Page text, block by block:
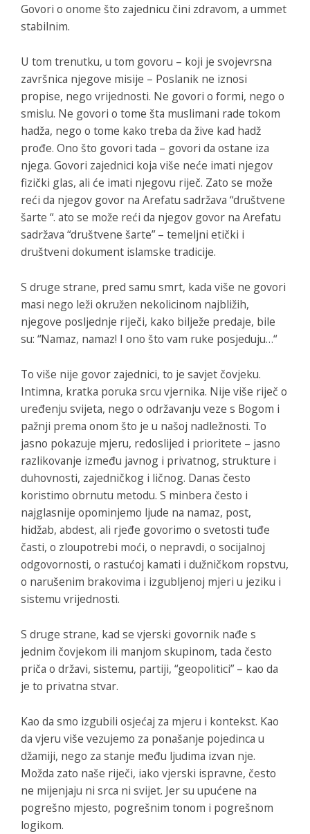
Govori o onome što zajednicu čini zdravom, a ummet
stabilnim.
U tom trenutku, u tom govoru – koji je svojevrsna
završnica njegove misije – Poslanik ne iznosi
propise, nego vrijednosti. Ne govori o formi, nego o
smislu. Ne govori o tome šta muslimani rade tokom
hadža, nego o tome kako treba da žive kad hadž
prođe. Ono što govori tada – govori da ostane iza
njega. Govori zajednici koja više neće imati njegov
fizički glas, ali će imati njegovu riječ. Zato se može
reći da njegov govor na Arefatu sadržava “društvene
šarte “. ato se može reći da njegov govor na Arefatu
sadržava “društvene šarte” – temeljni etički i
društveni dokument islamske tradicije.
S druge strane, pred samu smrt, kada više ne govori
masi nego leži okružen nekolicinom najbližih,
njegove posljednje riječi, kako bilježe predaje, bile
su: “Namaz, namaz! I ono što vam ruke posjeduju…“
To više nije govor zajednici, to je savjet čovjeku.
Intimna, kratka poruka srcu vjernika. Nije više riječ o
uređenju svijeta, nego o održavanju veze s Bogom i
pažnji prema onom što je u našoj nadležnosti. To
jasno pokazuje mjeru, redoslijed i prioritete – jasno
razlikovanje između javnog i privatnog, strukture i
duhovnosti, zajedničkog i ličnog. Danas često
koristimo obrnutu metodu. S minbera često i
najglasnije opominjemo ljude na namaz, post,
hidžab, abdest, ali rjeđe govorimo o svetosti tuđe
časti, o zloupotrebi moći, o nepravdi, o socijalnoj
odgovornosti, o rastućoj kamati i dužničkom ropstvu,
o narušenim brakovima i izgubljenoj mjeri u jeziku i
sistemu vrijednosti.
S druge strane, kad se vjerski govornik nađe s
jednim čovjekom ili manjom skupinom, tada često
priča o državi, sistemu, partiji, “geopolitici” – kao da
je to privatna stvar.
Kao da smo izgubili osjećaj za mjeru i kontekst. Kao
da vjeru više vezujemo za ponašanje pojedinca u
džamiji, nego za stanje među ljudima izvan nje.
Možda zato naše riječi, iako vjerski ispravne, često
ne mijenjaju ni srca ni svijet. Jer su upućene na
pogrešno mjesto, pogrešnim tonom i pogrešnom
logikom.